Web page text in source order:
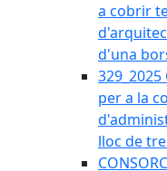
a cobrir
d'una
per a la
lloc de